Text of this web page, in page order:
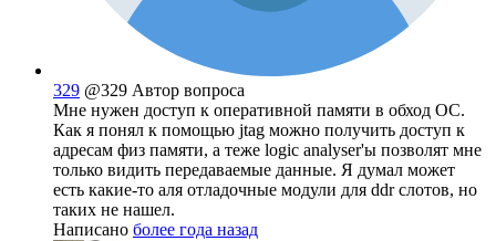
329 @329 Автор вопроса
Мне нужен доступ к оперативной памяти в обход ОС.
Как я понял к помощью jtag можно получить доступ к
адресам физ памяти, а теже logic analyser'ы позволят мне
только видить передаваемые данные. Я думал может
есть какие-то аля отладочные модули для ddr слотов, но
таких не нашел.
Написано более года назад